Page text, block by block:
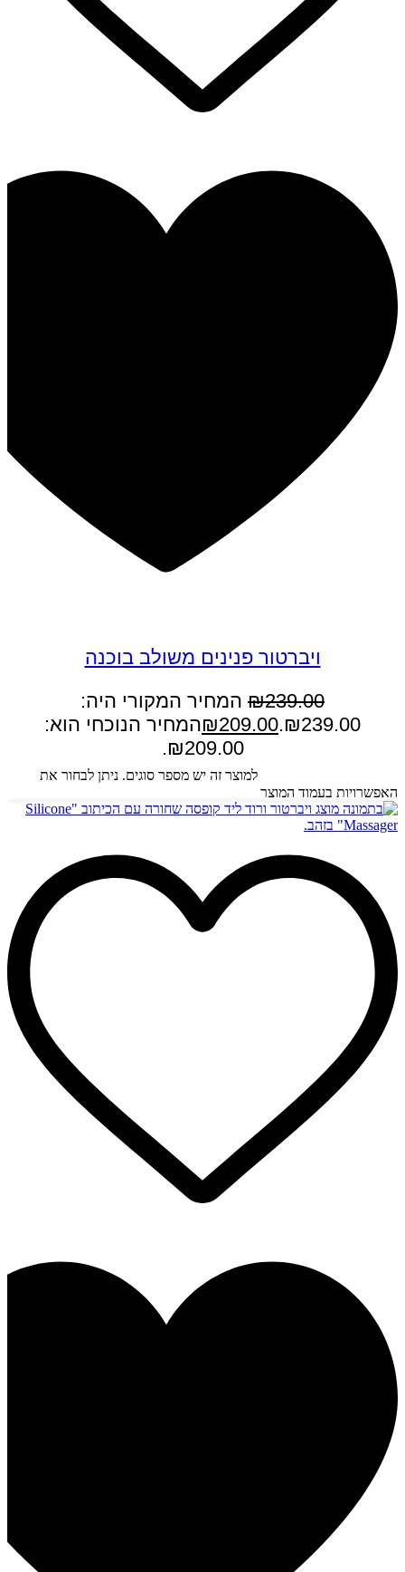
ויברטור פנינים משולב בוכנה
₪239.00
המחיר המקורי היה:
₪239.00.
₪209.00
המחיר הנוכחי הוא:
₪209.00.
למוצר זה יש מספר סוגים. ניתן לבחור את
האפשרויות בעמוד המוצר